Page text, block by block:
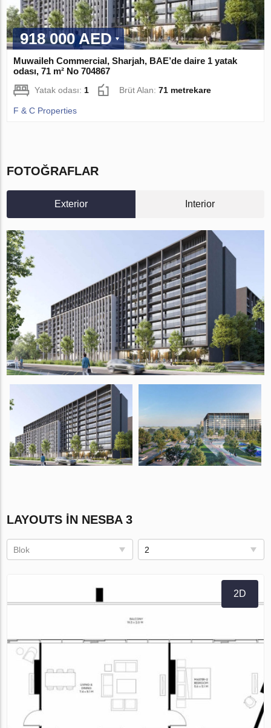
918 000 AED
Muwaileh Commercial, Sharjah, BAE’de daire 1 yatak
odası, 71 m² No 704867
Yatak odası: 1 Brüt Alan:71 metrekare
F & C Properties
FOTOĞRAFLAR
Exterior Interior
LAYOUTS IN NESBA 3
Blok 2
2D